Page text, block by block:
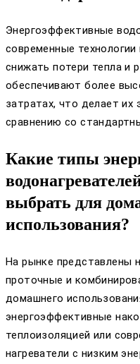
Энергоэффективные
современные
снижать потери тепла и
обеспечивают более
затратах, что делает
сравнению со
Какие типы
выбрать для
использования?
На рынке представлены
проточные и
домашнего
энергоэффективные
теплоизоляцией или
нагреватели с низким